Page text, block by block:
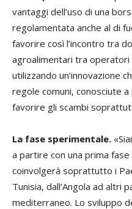
vantaggi dell’uso di una
regolamentata anche al di
favorire così l’incontro tra
agroalimentari tra
utilizzando un’innovazione
regole comuni, conosciute
favorire gli scambi
La fase sperimentale.
a partire con una prima
coinvolgerà soprattutto i
Tunisia, dall’Angola ad altri
mediterraneo. Lo sviluppo